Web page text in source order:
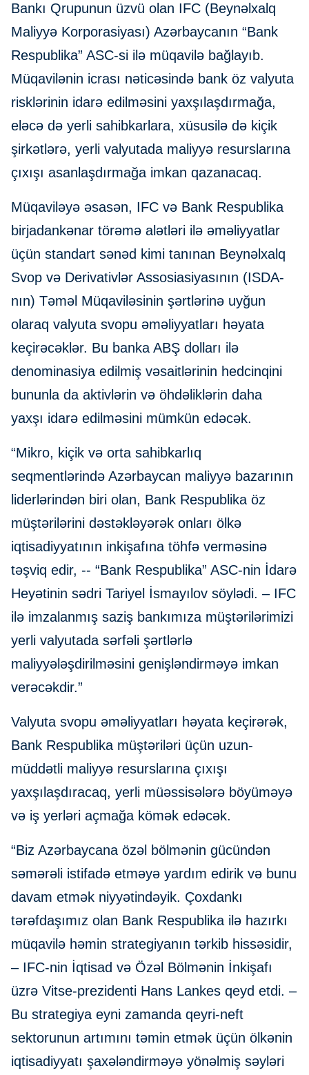
Bankı Qrupunun üzvü olan IFC (Beynəlxalq
Maliyyə Korporasiyası) Azərbaycanın “Bank
Respublika” ASC-si ilə müqavilə bağlayıb.
Müqavilənin icrası nəticəsində bank öz valyuta
risklərinin idarə edilməsini yaxşılaşdırmağa,
eləcə də yerli sahibkarlara, xüsusilə də kiçik
şirkətlərə, yerli valyutada maliyyə resurslarına
çıxışı asanlaşdırmağa imkan qazanacaq.
Müqaviləyə əsasən, IFC və Bank Respublika
birjadankənar törəmə alətləri ilə əməliyyatlar
üçün standart sənəd kimi tanınan Beynəlxalq
Svop və Derivativlər Assosiasiyasının (ISDA-
nın) Təməl Müqaviləsinin şərtlərinə uyğun
olaraq valyuta svopu əməliyyatları həyata
keçirəcəklər. Bu banka ABŞ dolları ilə
denominasiya edilmiş vəsaitlərinin hedcinqini
bununla da aktivlərin və öhdəliklərin daha
yaxşı idarə edilməsini mümkün edəcək.
“Mikro, kiçik və orta sahibkarlıq
seqmentlərində Azərbaycan maliyyə bazarının
liderlərindən biri olan, Bank Respublika öz
müştərilərini dəstəkləyərək onları ölkə
iqtisadiyyatının inkişafına töhfə verməsinə
təşviq edir, -- “Bank Respublika” ASC-nin İdarə
Heyətinin sədri Tariyel İsmayılov söylədi. – IFC
ilə imzalanmış saziş bankımıza müştərilərimizi
yerli valyutada sərfəli şərtlərlə
maliyyələşdirilməsini genişləndirməyə imkan
verəcəkdir.”
Valyuta svopu əməliyyatları həyata keçirərək,
Bank Respublika müştəriləri üçün uzun-
müddətli maliyyə resurslarına çıxışı
yaxşılaşdıracaq, yerli müəssisələrə böyüməyə
və iş yerləri açmağa kömək edəcək.
“Biz Azərbaycana özəl bölmənin gücündən
səmərəli istifadə etməyə yardım edirik və bunu
davam etmək niyyətindəyik. Çoxdankı
tərəfdaşımız olan Bank Respublika ilə hazırkı
müqavilə həmin strategiyanın tərkib hissəsidir,
– IFC-nin İqtisad və Özəl Bölmənin İnkişafı
üzrə Vitse-prezidenti Hans Lankes qeyd etdi. –
Bu strategiya eyni zamanda qeyri-neft
sektorunun artımını təmin etmək üçün ölkənin
iqtisadiyyatı şaxələndirməyə yönəlmiş səyləri